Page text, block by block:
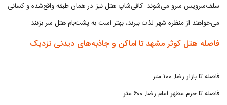
سلف‌سرویس سرو می‌شوند. کافی‌شاپ هتل نیز در همان طبقه واقع‌شده و کسانی
می‌خواهند از منظره شهر لذت ببرند، بهتر است به پشت‌بام هتل سر بزنند.
فاصله هتل کوثر مشهد تا اماکن و جاذبه‌های دیدنی نزدیک
فاصله تا بازار رضا: ۱۰۰ متر
فاصله تا حرم مطهر امام رضا: ۶۰۰ متر